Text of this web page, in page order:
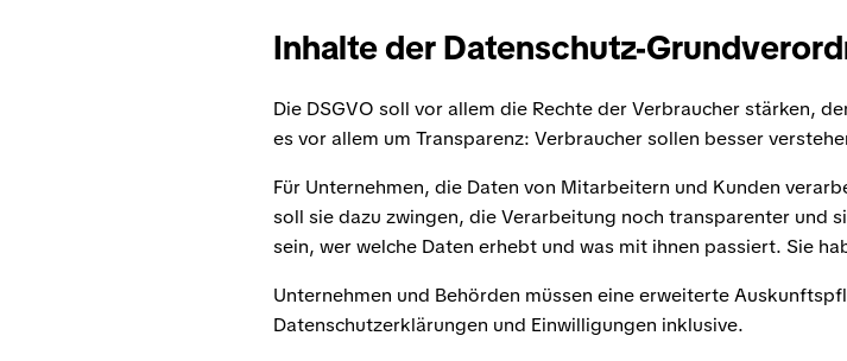
Inhalte der Datenschutz-
Die DSGVO soll vor allem die Rechte der Verbraucher stärken,
es vor allem um Transparenz: Verbraucher sollen besser
Für Unternehmen, die Daten von Mitarbeitern und Kunden
soll sie dazu zwingen, die Verarbeitung noch transparenter und
sein, wer welche Daten erhebt und was mit ihnen passiert. Sie
Unternehmen und Behörden müssen eine erweiterte
Datenschutzerklärungen und Einwilligungen inklusive.